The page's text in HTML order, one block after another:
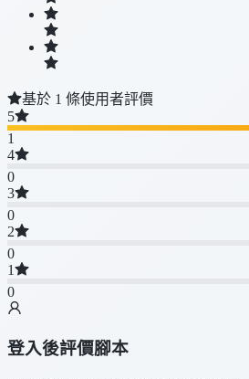
基於 1 條使用者評價
5
1
4
0
3
0
2
0
1
0
登入後評價腳本